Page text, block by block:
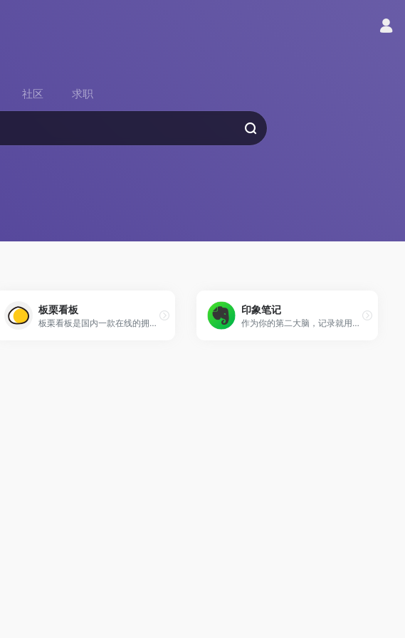
社区 求职
板栗看板
板栗看板是国内一款在线的拥有看板模式的事项整理工具，可以进行多人任务协作。我们通过在“看板”上布置和移动“列表”与“卡片”，来跟踪进度，整理信息。通过不同组合，应用于多种生活与工作场景。从“创意素材小组”到“旅行攻略”到“产品开发管理”，甚至“招聘投递管理”、“恋爱种草清单”，都能用板栗看板搭建并管理。使用板栗看板的每一天，都充满效率、井然有序！
印象笔记
作为你的第二大脑，记录就用印象笔记。印象笔记可以帮助你高效工作、学习与生活。支持无缝多端同步，快速保存微信、微博、网页等内容，一站式完成信息的收集备份、高效记录、分享和永久保存。